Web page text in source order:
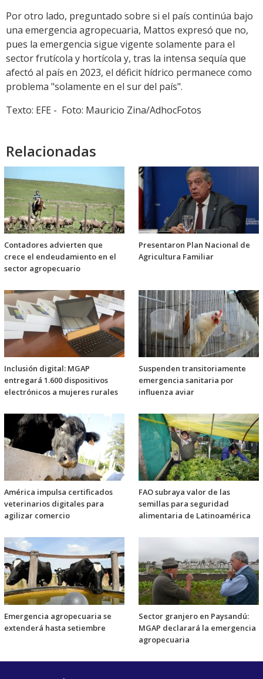
Por otro lado, preguntado sobre si el país continúa bajo
una emergencia agropecuaria, Mattos expresó que no,
pues la emergencia sigue vigente solamente para el
sector frutícola y hortícola y, tras la intensa sequía que
afectó al país en 2023, el déficit hídrico permanece como
problema "solamente en el sur del país".
Texto: EFE - Foto: Mauricio Zina/AdhocFotos
Relacionadas
Contadores advierten que
crece el endeudamiento en el
sector agropecuario
Presentaron Plan Nacional de
Agricultura Familiar
Inclusión digital: MGAP
entregará 1.600 dispositivos
electrónicos a mujeres rurales
Suspenden transitoriamente
emergencia sanitaria por
influenza aviar
América impulsa certificados
veterinarios digitales para
agilizar comercio
FAO subraya valor de las
semillas para seguridad
alimentaria de Latinoamérica
Emergencia agropecuaria se
extenderá hasta setiembre
Sector granjero en Paysandú:
MGAP declarará la emergencia
agropecuaria